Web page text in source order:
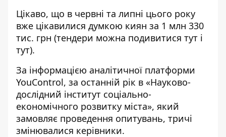
Цікаво, що в червні та липні цього року
вже цікавилися думкою киян за 1 млн 330
тис. грн (тендери можна подивитися тут і
тут).
За інформацією аналітичної платформи
YouControl, за останній рік в «Науково-
дослідний інститут соціально-
економічного розвитку міста», який
замовляє проведення опитувань, тричі
змінювалися керівники.